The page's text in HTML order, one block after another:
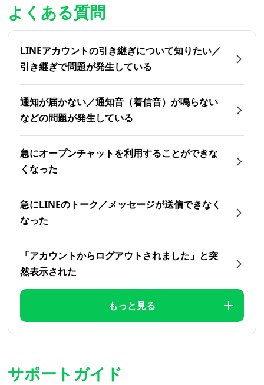
よくある質問
LINEアカウントの引き継ぎについて知りたい／
引き継ぎで問題が発生している
通知が届かない／通知音（着信音）が鳴らない
などの問題が発生している
急にオープンチャットを利用することができな
くなった
急にLINEのトーク／メッセージが送信できなく
なった
「アカウントからログアウトされました」と突
然表示された
もっと見る
サポートガイド